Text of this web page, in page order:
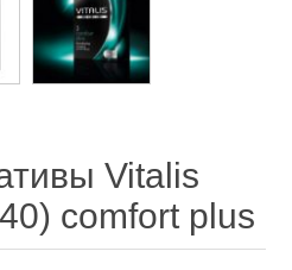
Vitalis
comfort plus